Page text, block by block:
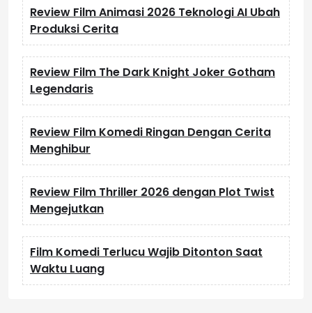
Review Film Animasi 2026 Teknologi AI Ubah
Produksi Cerita
Review Film The Dark Knight Joker Gotham
Legendaris
Review Film Komedi Ringan Dengan Cerita
Menghibur
Review Film Thriller 2026 dengan Plot Twist
Mengejutkan
Film Komedi Terlucu Wajib Ditonton Saat
Waktu Luang